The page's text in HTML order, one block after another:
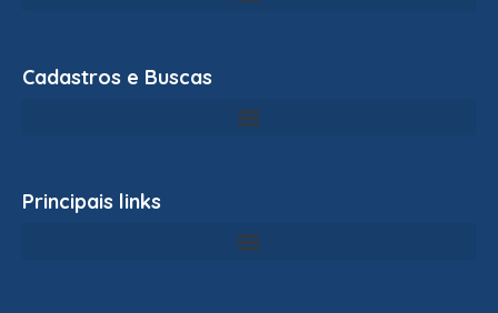
Cadastros e Buscas
Principais links